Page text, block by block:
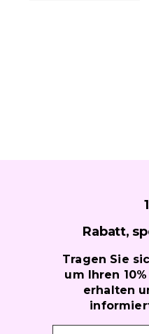
Rabatt,
Tragen Sie
um Ihren
erhalten